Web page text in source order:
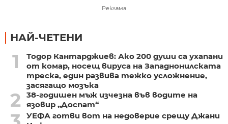
Реклама
НАЙ-ЧЕТЕНИ
1
Тодор Кантарджиев: Ако 200 души са ухапани
от комар, носещ вируса на Западнонилската
треска, един развива тежко усложнение,
засягащо мозъка
2
38-годишен мъж изчезна във водите на
язовир „Доспат“
УЕФА готви вот на недоверие срещу Джани